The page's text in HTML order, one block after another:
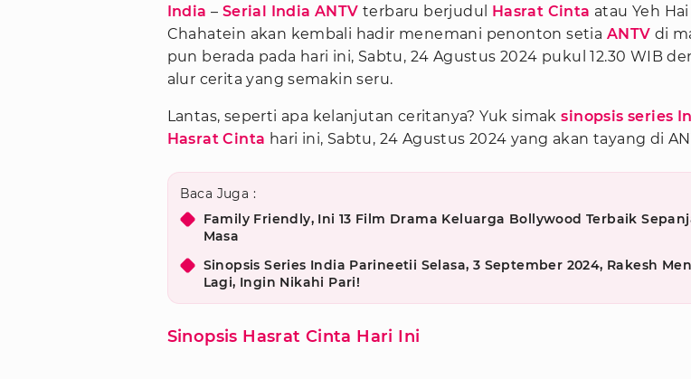
India – Serial India ANTV terbaru berjudul Hasrat Cinta atau Yeh Hai
Chahatein akan kembali hadir menemani penonton setia ANTV di
pun berada pada hari ini, Sabtu, 24 Agustus 2024 pukul 12.30 WIB
alur cerita yang semakin seru.
Lantas, seperti apa kelanjutan ceritanya? Yuk simaksinopsis series
Hasrat Cinta hari ini, Sabtu, 24 Agustus 2024 yang akan tayang di
Baca Juga :
Family Friendly, Ini 13 Film Drama Keluarga Bollywood Terbaik
Masa
Sinopsis Series India Parineetii Selasa, 3 September 2024, Rakesh
Lagi, Ingin Nikahi Pari!
Sinopsis Hasrat Cinta Hari Ini